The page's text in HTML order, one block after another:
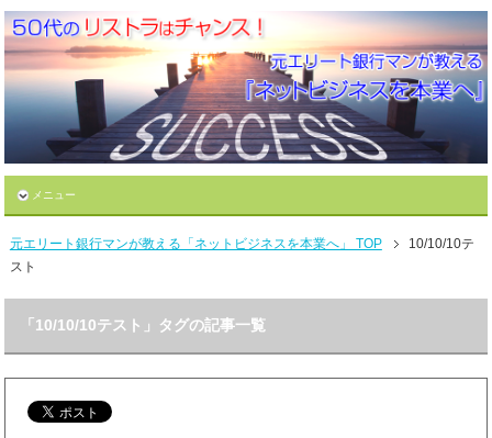
メニュー
元エリート銀行マンが教える「ネットビジネスを本業へ」 TOP
10/10/10テ
スト
「10/10/10テスト」タグの記事一覧